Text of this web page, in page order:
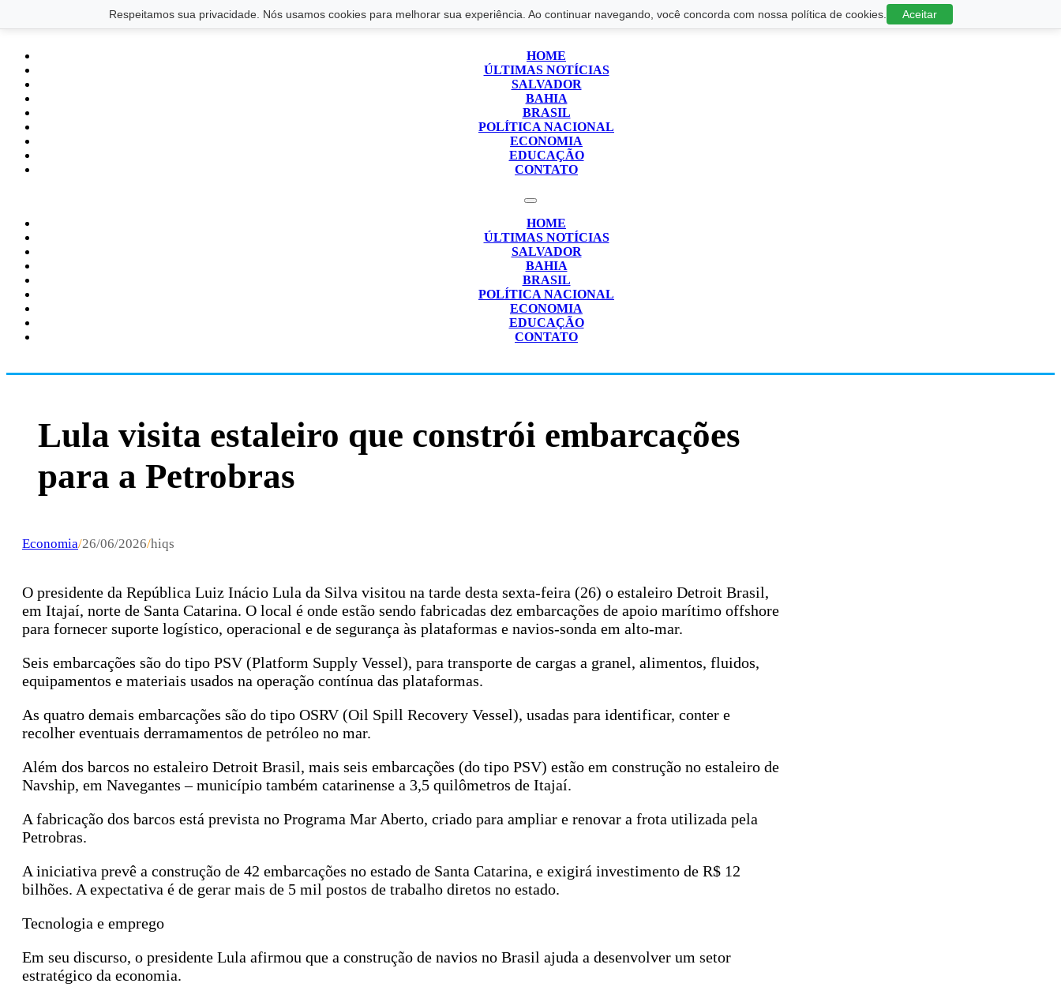
Respeitamos sua privacidade. Nós usamos cookies para melhorar sua experiência. Ao continuar navegando, você concorda com nossa política de cookies. Aceitar
Saltar para o conteúdo principal Ir para o footer
HOME
ÚLTIMAS NOTÍCIAS
SALVADOR
BAHIA
BRASIL
POLÍTICA NACIONAL
ECONOMIA
EDUCAÇÃO
CONTATO
HOME
ÚLTIMAS NOTÍCIAS
SALVADOR
BAHIA
BRASIL
POLÍTICA NACIONAL
ECONOMIA
EDUCAÇÃO
CONTATO
Lula visita estaleiro que constrói embarcações
para a Petrobras
Economia/26/06/2026/hiqs
O presidente da República Luiz Inácio Lula da Silva visitou na tarde desta sexta-feira (26) o estaleiro Detroit Brasil,
em Itajaí, norte de Santa Catarina. O local é onde estão sendo fabricadas dez embarcações de apoio marítimo offshore
para fornecer suporte logístico, operacional e de segurança às plataformas e navios-sonda em alto-mar.
Seis embarcações são do tipo PSV (Platform Supply Vessel), para transporte de cargas a granel, alimentos, fluidos,
equipamentos e materiais usados na operação contínua das plataformas.
As quatro demais embarcações são do tipo OSRV (Oil Spill Recovery Vessel), usadas para identificar, conter e
recolher eventuais derramamentos de petróleo no mar.
Além dos barcos no estaleiro Detroit Brasil, mais seis embarcações (do tipo PSV) estão em construção no estaleiro de
Navship, em Navegantes – município também catarinense a 3,5 quilômetros de Itajaí.
A fabricação dos barcos está prevista no Programa Mar Aberto, criado para ampliar e renovar a frota utilizada pela
Petrobras.
A iniciativa prevê a construção de 42 embarcações no estado de Santa Catarina, e exigirá investimento de R$ 12
bilhões. A expectativa é de gerar mais de 5 mil postos de trabalho diretos no estado.
Tecnologia e emprego
Em seu discurso, o presidente Lula afirmou que a construção de navios no Brasil ajuda a desenvolver um setor
estratégico da economia.